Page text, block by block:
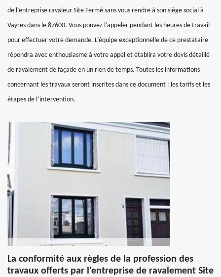
de l’entreprise ravaleur Site Fermé sans vous rendre à son siège social à
Vayres dans le 87600. Vous pouvez l’appeler pendant les heures de travail
pour effectuer votre demande. L’équipe exceptionnelle de ce prestataire
répondra avec enthousiasme à votre appel et établira votre devis détaillé
de ravalement de façade en un rien de temps. Toutes les informations
concernant les travaux seront inscrites dans ce document : les tarifs et les
étapes de l’intervention.
La conformité aux règles de la profession des
travaux offerts par l’entreprise de ravalement Site